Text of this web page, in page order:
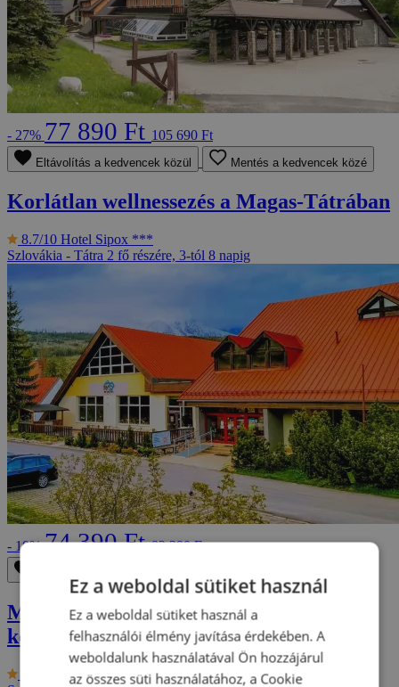
- 27% 77 890 Ft 105 690 Ft
Eltávolítás a kedvencek közül Mentés a kedvencek közé
Korlátlan wellnessezés a Magas-Tátrában
8.7/10 Hotel Sipox ***
Szlovákia - Tátra 2 fő részére, 3-tól 8 napig
- 10% 74 390 Ft82 390 Ft
Magas-tátrai üdülés aquapark
kedvezménnyel
Hotel Rysy ***
Ez a weboldal sütiket használ
Ez a weboldal sütiket használ a
felhasználói élmény javítása érdekében. A
weboldalunk használatával Ön hozzájárul
az összes süti használatához, a Cookie